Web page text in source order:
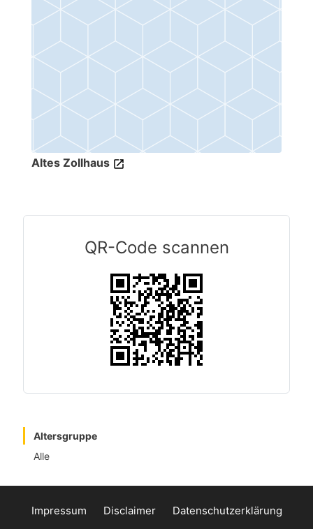
Altes Zollhaus
QR-Code scannen
Altersgruppe
Alle
Impressum Disclaimer Datenschutzerklärung